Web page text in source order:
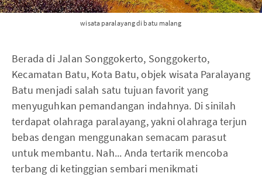
wisata paralayang di batu malang
Berada di Jalan Songgokerto, Songgokerto,
Kecamatan Batu, Kota Batu, objek wisata Paralayang
Batu menjadi salah satu tujuan favorit yang
menyuguhkan pemandangan indahnya. Di sinilah
terdapat olahraga paralayang, yakni olahraga terjun
bebas dengan menggunakan semacam parasut
untuk membantu. Nah... Anda tertarik mencoba
terbang di ketinggian sembari menikmati